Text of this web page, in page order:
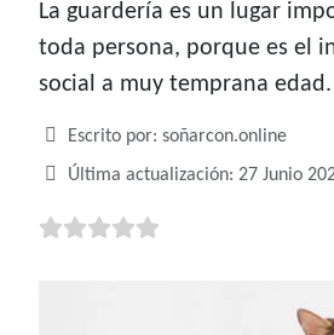
La guardería es un lugar
toda persona, porque es el
social a muy temprana edad.
Detalles
Escrito por: soñarcon.online
Última actualización: 27 Junio